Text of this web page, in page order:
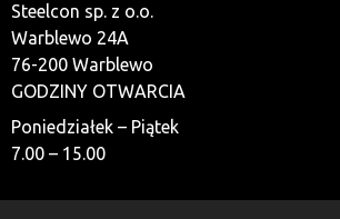
Steelcon sp. z o.o.
Warblewo 24A
76-200 Warblewo
GODZINY OTWARCIA
Poniedziałek – Piątek
7.00 – 15.00